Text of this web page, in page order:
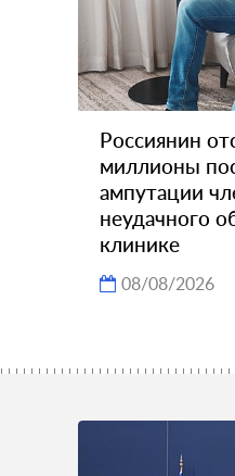
Россиянин
миллионы
ампутации
неудачного
клинике
08/08/2026